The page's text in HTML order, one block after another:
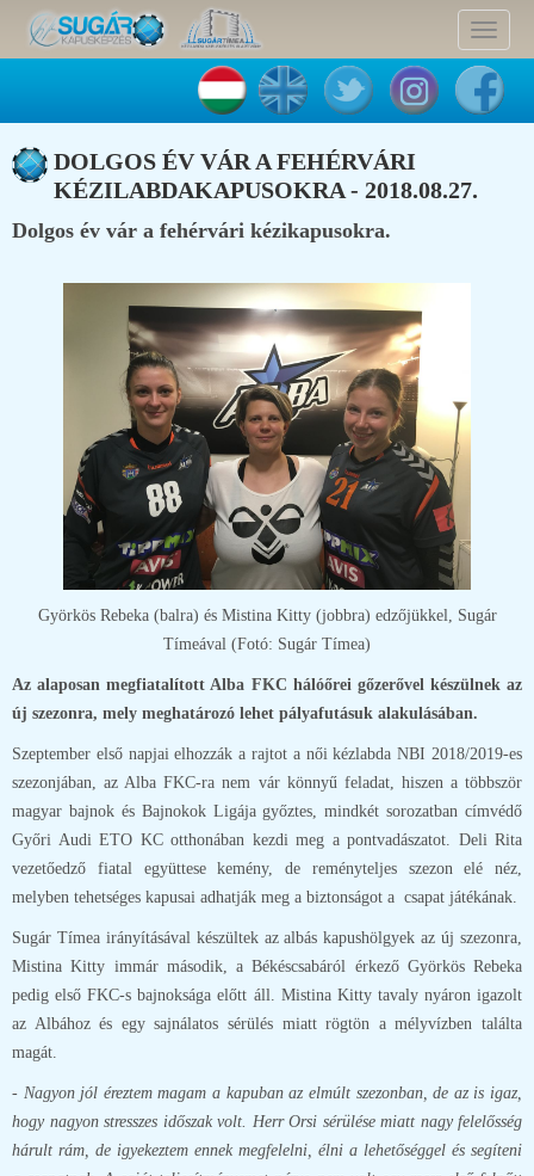
Toggle
DOLGOS ÉV VÁR A FEHÉRVÁRI
KÉZILABDAKAPUSOKRA - 2018.08.27.
Dolgos év vár a fehérvári kézikapusokra.
Györkös Rebeka (balra) és Mistina Kitty (jobbra) edzőjükkel, Sugár
Tímeával (Fotó: Sugár Tímea)
Az alaposan megfiatalított Alba FKC hálóőrei gőzerővel készülnek az
új szezonra, mely meghatározó lehet pályafutásuk alakulásában.
Szeptember első napjai elhozzák a rajtot a női kézlabda NBI 2018/2019-es
szezonjában, az Alba FKC-ra nem vár könnyű feladat, hiszen a többször
magyar bajnok és Bajnokok Ligája győztes, mindkét sorozatban címvédő
Győri Audi ETO KC otthonában kezdi meg a pontvadászatot. Deli Rita
vezetőedző fiatal együttese kemény, de reményteljes szezon elé néz,
melyben tehetséges kapusai adhatják meg a biztonságot a csapat játékának.
Sugár Tímea irányításával készültek az albás kapushölgyek az új szezonra,
Mistina Kitty immár második, a Békéscsabáról érkező Györkös Rebeka
pedig első FKC-s bajnoksága előtt áll. Mistina Kitty tavaly nyáron igazolt
az Albához és egy sajnálatos sérülés miatt rögtön a mélyvízben találta
magát.
- Nagyon jól éreztem magam a kapuban az elmúlt szezonban, de az is igaz,
hogy nagyon stresszes időszak volt. Herr Orsi sérülése miatt nagy felelősség
hárult rám, de igyekeztem ennek megfelelni, élni a lehetőséggel és segíteni